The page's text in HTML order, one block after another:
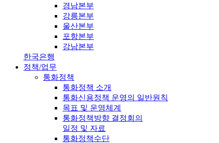
경남본부
강릉본부
울산본부
포항본부
강남본부
한국은행
정책/업무
통화정책
통화정책 소개
통화신용정책 운영의 일반원칙
목표 및 운영체계
통화정책방향 결정회의
일정 및 자료
통화정책수단